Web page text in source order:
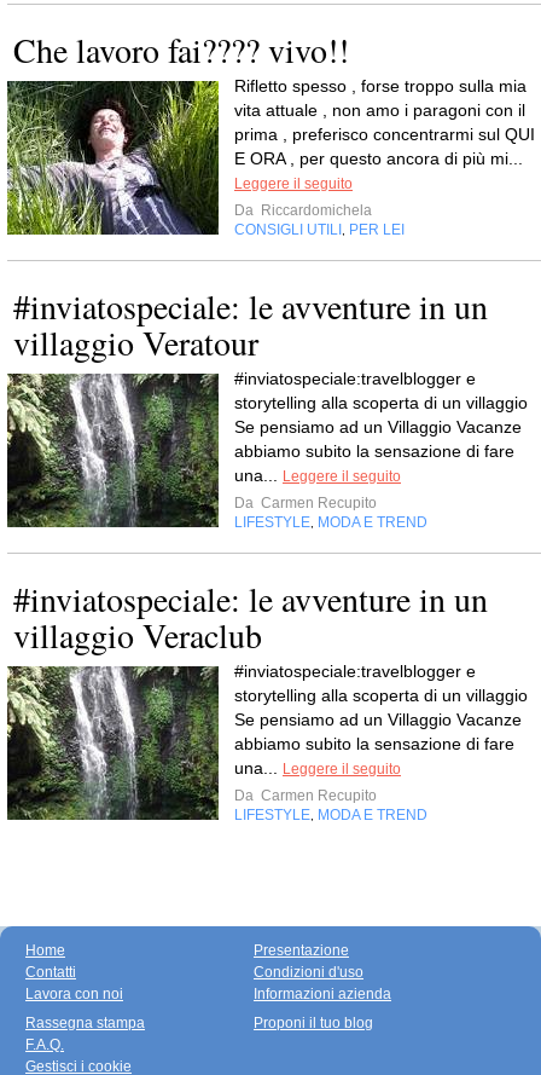
Che lavoro fai???? vivo!!
Rifletto spesso , forse troppo sulla mia
vita attuale , non amo i paragoni con il
prima , preferisco concentrarmi sul QUI
E ORA , per questo ancora di più mi...
Leggere il seguito
Da Riccardomichela
CONSIGLI UTILI
PER LEI
#inviatospeciale: le avventure in un
villaggio Veratour
#inviatospeciale:travelblogger e
storytelling alla scoperta di un villaggio
Se pensiamo ad un Villaggio Vacanze
abbiamo subito la sensazione di fare
una...
Leggere il seguito
Da Carmen Recupito
LIFESTYLE MODA E TREND
#inviatospeciale: le avventure in un
villaggio Veraclub
#inviatospeciale:travelblogger e
storytelling alla scoperta di un villaggio
Se pensiamo ad un Villaggio Vacanze
abbiamo subito la sensazione di fare
una...
Leggere il seguito
Da Carmen Recupito
LIFESTYLE MODA E TREND
Home
Contatti
Lavora con noi
Presentazione
Condizioni d'uso
Informazioni azienda
Rassegna stampa
F.A.Q.
Gestisci i cookie
Proponi il tuo blog